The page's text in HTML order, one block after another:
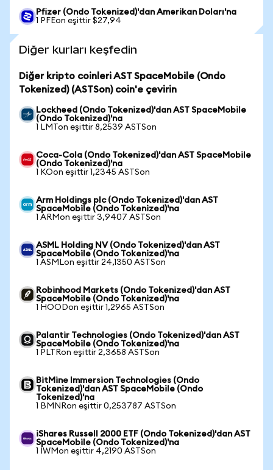
Pfizer (Ondo Tokenized)'dan Amerikan Doları'na
1 PFEon eşittir $27,94
Diğer kurları keşfedin
Diğer kripto coinleri AST SpaceMobile (Ondo
Tokenized) (ASTSon) coin'e çevirin
Lockheed (Ondo Tokenized)'dan AST SpaceMobile
(Ondo Tokenized)'na
1 LMTon eşittir 8,2539 ASTSon
Coca-Cola (Ondo Tokenized)'dan AST SpaceMobile
(Ondo Tokenized)'na
1 KOon eşittir 1,2345 ASTSon
Arm Holdings plc (Ondo Tokenized)'dan AST
SpaceMobile (Ondo Tokenized)'na
1 ARMon eşittir 3,9407 ASTSon
ASML Holding NV (Ondo Tokenized)'dan AST
SpaceMobile (Ondo Tokenized)'na
1 ASMLon eşittir 24,1350 ASTSon
Robinhood Markets (Ondo Tokenized)'dan AST
SpaceMobile (Ondo Tokenized)'na
1 HOODon eşittir 1,2965 ASTSon
Palantir Technologies (Ondo Tokenized)'dan AST
SpaceMobile (Ondo Tokenized)'na
1 PLTRon eşittir 2,3658 ASTSon
BitMine Immersion Technologies (Ondo
Tokenized)'dan AST SpaceMobile (Ondo
Tokenized)'na
1 BMNRon eşittir 0,253787 ASTSon
iShares Russell 2000 ETF (Ondo Tokenized)'dan AST
SpaceMobile (Ondo Tokenized)'na
1 IWMon eşittir 4,2190 ASTSon